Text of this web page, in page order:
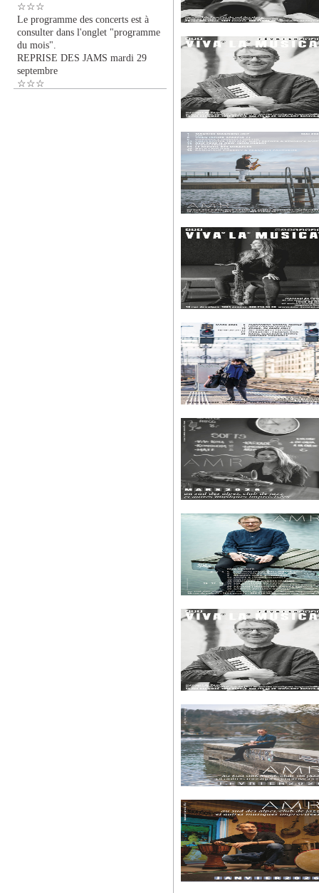
☆☆☆
Le programme des concerts est à
consulter dans l'onglet "programme
du mois".
REPRISE DES JAMS mardi 29
septembre
☆☆☆